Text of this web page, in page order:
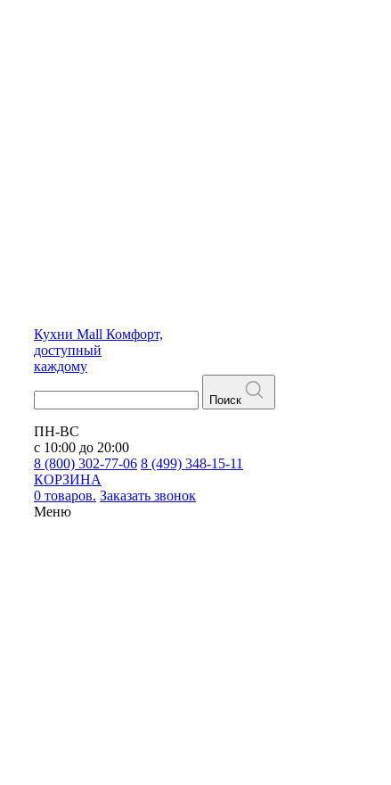
Кухни Mall Комфорт,
доступный
каждому
Поиск
ПН-ВС
с 10:00 до 20:00
8 (800) 302-77-06 8 (499) 348-15-11
КОРЗИНА
0 товаров. Заказать звонок
Меню